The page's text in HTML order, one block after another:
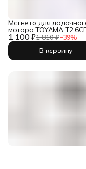
1 100 ₽1 810 ₽−39%
Магнето для
мотора TOYAMA
TC3.6BMS
блок) / T3.6-04000300
В корзину